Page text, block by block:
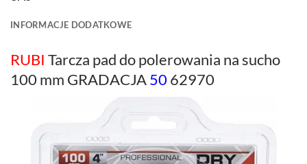
INFORMACJE DODATKOWE
RUBI Tarcza pad do polerowania na sucho
100 mm GRADACJA50 62970